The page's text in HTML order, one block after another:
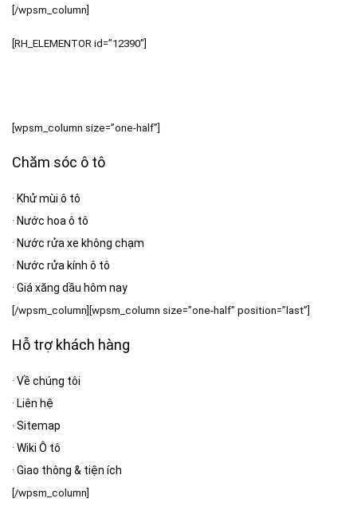
[/wpsm_column]
[RH_ELEMENTOR id=”12390″]
[wpsm_column size=”one-half”]
Chăm sóc ô tô
· Khử mùi ô tô
· Nước hoa ô tô
· Nước rửa xe không chạm
· Nước rửa kính ô tô
· Giá xăng dầu hôm nay
[/wpsm_column][wpsm_column size=”one-half” position=”last”]
Hỗ trợ khách hàng
· Về chúng tôi
· Liên hệ
· Sitemap
· Wiki Ô tô
· Giao thông & tiện ích
[/wpsm_column]